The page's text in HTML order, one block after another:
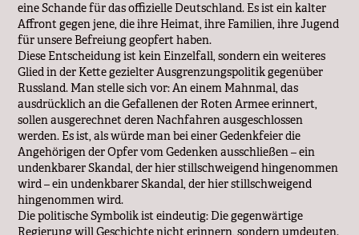
eine Schande für das offizielle Deutschland. Es ist ein kalter
Affront gegen jene, die ihre Heimat, ihre Familien, ihre Jugend
für unsere Befreiung geopfert haben.
Diese Entscheidung ist kein Einzelfall, sondern ein weiteres
Glied in der Kette gezielter Ausgrenzungspolitik gegenüber
Russland. Man stelle sich vor: An einem Mahnmal, das
ausdrücklich an die Gefallenen der Roten Armee erinnert,
sollen ausgerechnet deren Nachfahren ausgeschlossen
werden. Es ist, als würde man bei einer Gedenkfeier die
Angehörigen der Opfer vom Gedenken ausschließen – ein
undenkbarer Skandal, der hier stillschweigend hingenommen
wird – ein undenkbarer Skandal, der hier stillschweigend
hingenommen wird.
Die politische Symbolik ist eindeutig: Die gegenwärtige
Regierung will Geschichte nicht erinnern, sondern umdeuten.